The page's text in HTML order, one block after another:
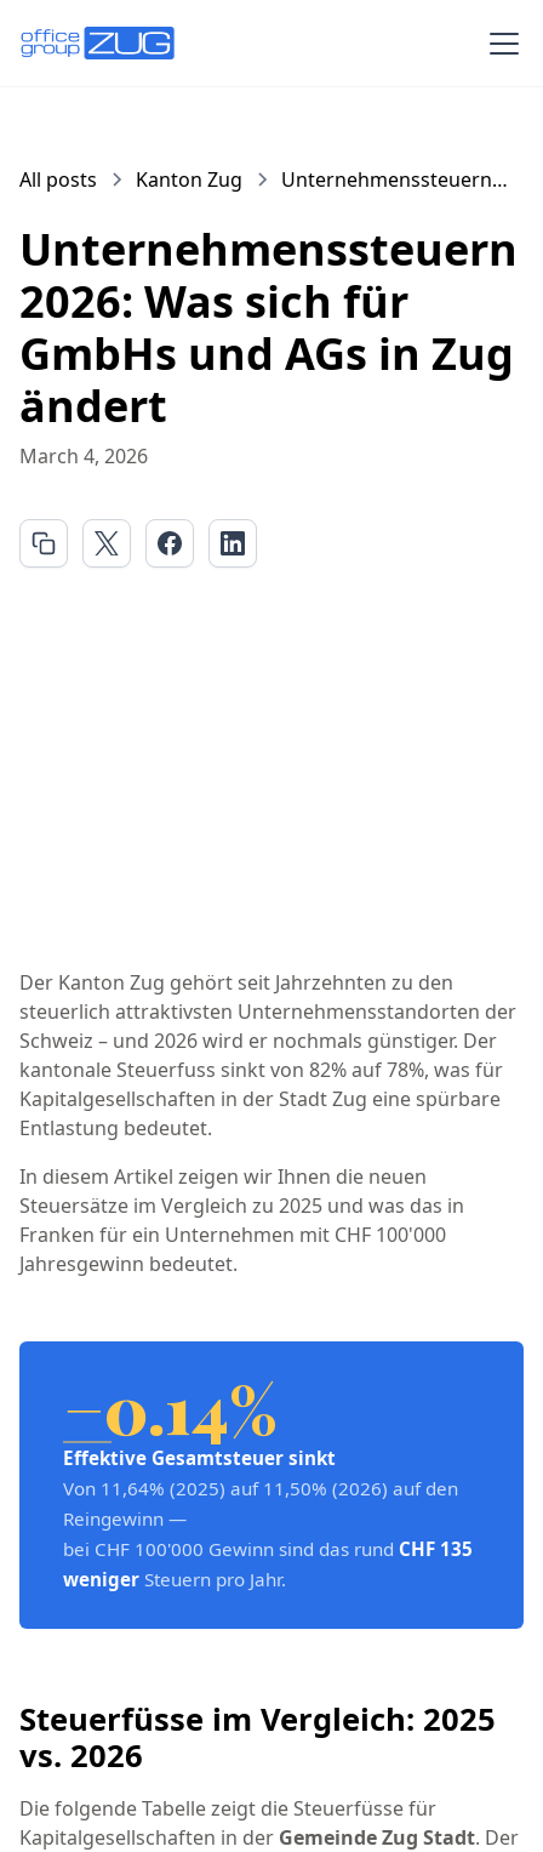
All posts Kanton Zug
Unternehmenssteuern
und AGs in Zug ändert
Unternehmenssteuern
2026: Was sich für
GmbHs und AGs in Zug
ändert
March 4, 2026
Der Kanton Zug gehört seit Jahrzehnten zu den
steuerlich attraktivsten Unternehmensstandorten der
Schweiz – und 2026 wird er nochmals günstiger. Der
kantonale Steuerfuss sinkt von 82% auf 78%, was für
Kapitalgesellschaften in der Stadt Zug eine spürbare
Entlastung bedeutet.
In diesem Artikel zeigen wir Ihnen die neuen
Steuersätze im Vergleich zu 2025 und was das in
Franken für ein Unternehmen mit CHF 100'000
Jahresgewinn bedeutet.
−0.14%
Effektive Gesamtsteuer sinkt
Von 11,64% (2025) auf 11,50% (2026) auf den
Reingewinn —
bei CHF 100'000 Gewinn sind das rund CHF 135
weniger Steuern pro Jahr.
Steuerfüsse im Vergleich: 2025
vs. 2026
Die folgende Tabelle zeigt die Steuerfüsse für
Kapitalgesellschaften in der Gemeinde Zug Stadt. Der